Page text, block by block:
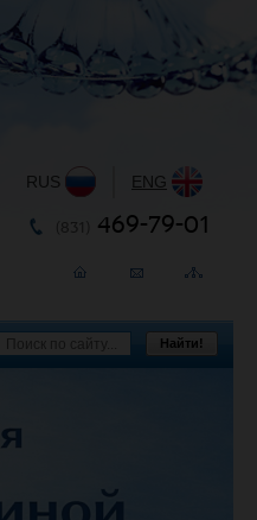
RUS ENG
469-79-01
Найти!